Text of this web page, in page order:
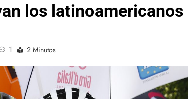
los latinoamericanos
1 2 Minutos